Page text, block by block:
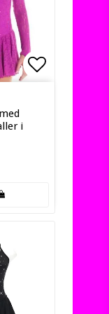
Lägg till i
i